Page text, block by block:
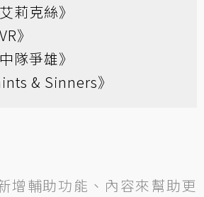
莉克絲》
》
隊爭雄》
& Sinners》
增輔助功能、內容來幫助更